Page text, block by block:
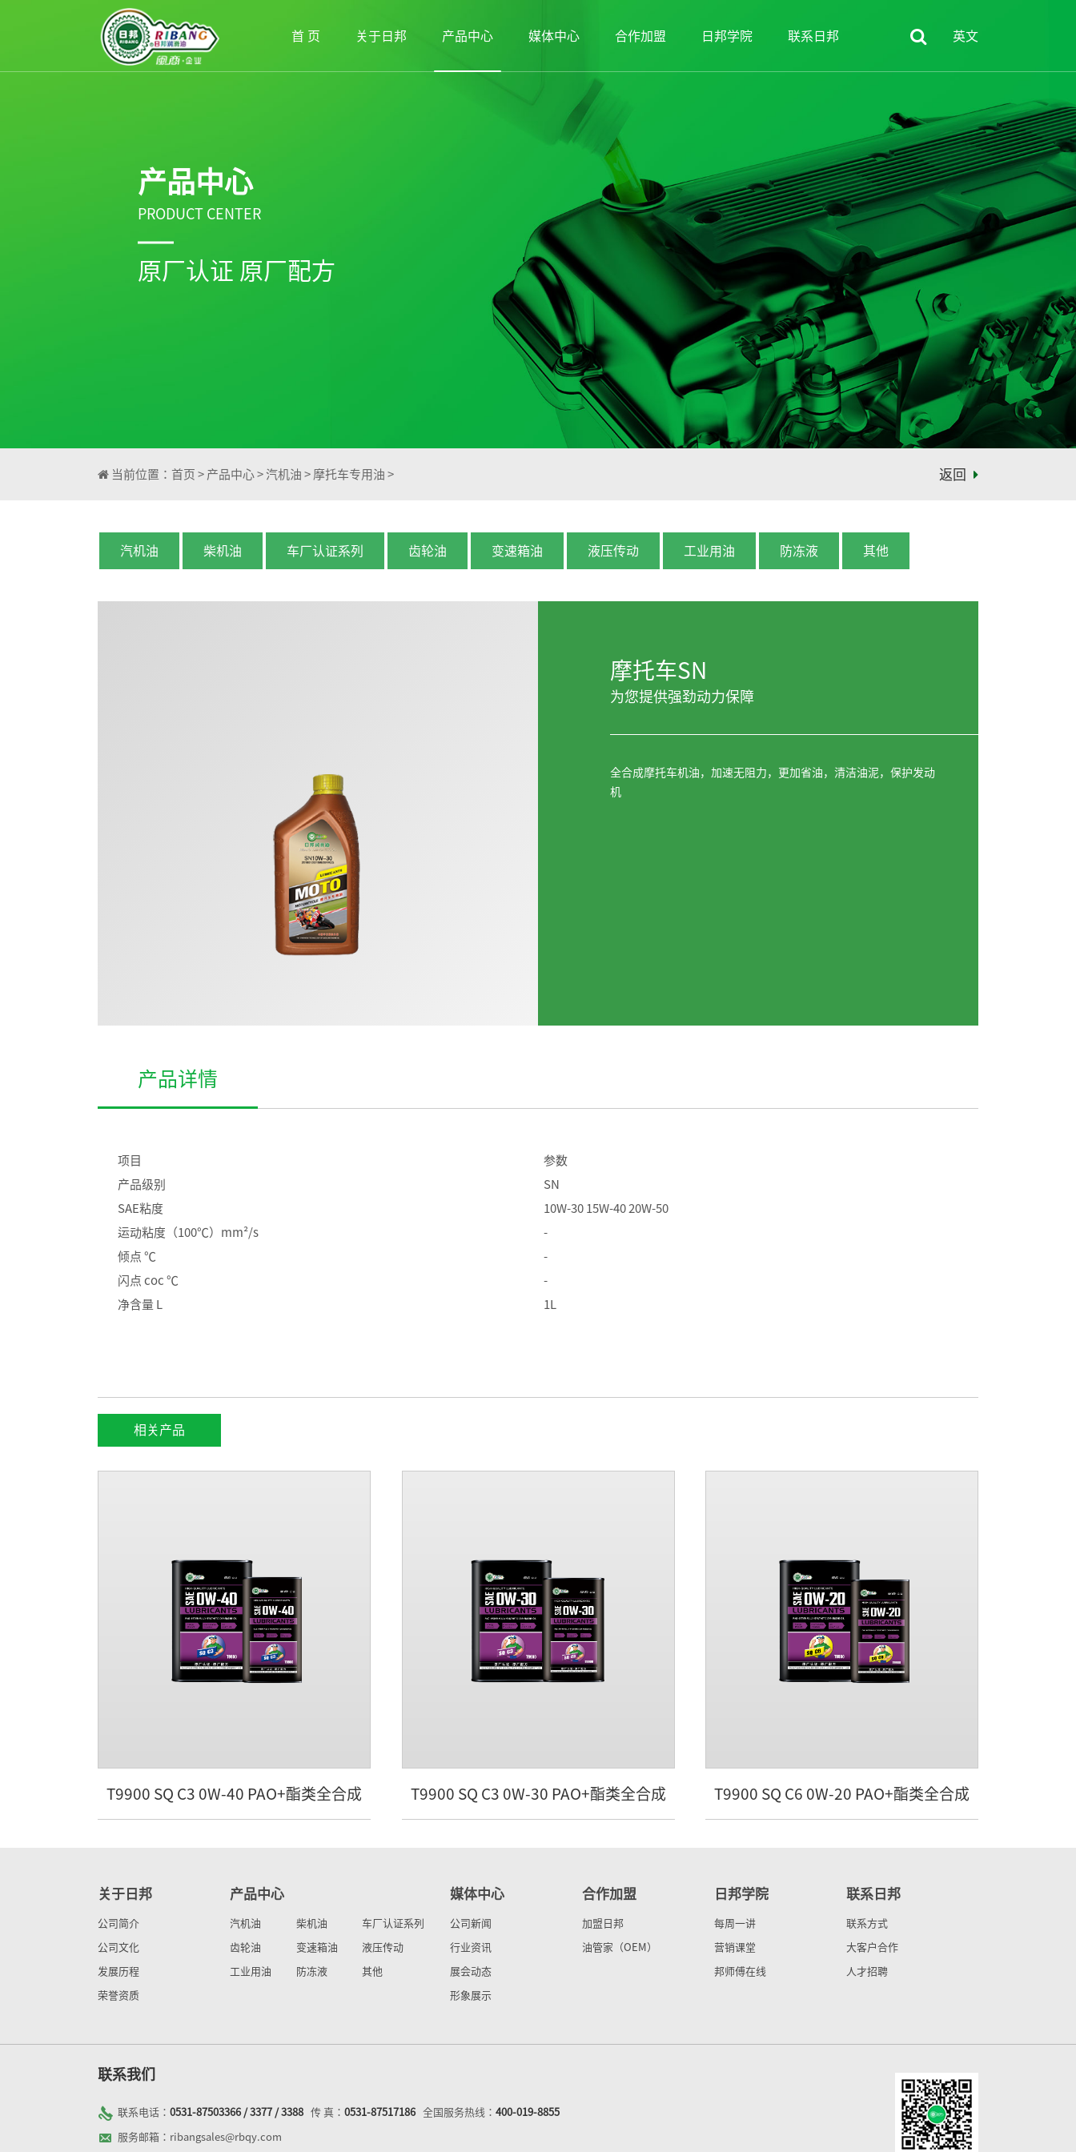
英文
首 页 关于日邦 产品中心 媒体中心 合作加盟 日邦学院 联系日邦
产品中心
PRODUCT CENTER
原厂认证 原厂配方
当前位置： 首页 > 产品中心 > 汽机油 > 摩托车专用油 > 返回
汽机油 柴机油 车厂认证系列 齿轮油 变速箱油 液压传动 工业用油 防冻液 其他
摩托车SN
为您提供强劲动力保障
全合成摩托车机油，加速无阻力，更加省油，清洁油泥，保护发动
机
产品详情
项目
参数
产品级别
SN
SAE粘度
10W-30 15W-40 20W-50
运动粘度（100℃）mm²/s
-
倾点 ℃
-
闪点 coc ℃
-
净含量 L
1L
相关产品
T9900 SQ C3 0W-40 PAO+酯类全合成 T9900 SQ C3 0W-30 PAO+酯类全合成 T9900 SQ C6 0W-20 PAO+酯类全合成
关于日邦
公司简介
公司文化
发展历程
荣誉资质
产品中心
汽机油 柴机油 车厂认证系列
齿轮油 变速箱油 液压传动
工业用油 防冻液 其他
媒体中心
公司新闻
行业资讯
展会动态
形象展示
合作加盟
加盟日邦
油管家（OEM）
日邦学院
每周一讲
营销课堂
邦师傅在线
联系日邦
联系方式
大客户合作
人才招聘
联系我们
联系电话： 0531-87503366 / 3377 / 3388 传 真： 0531-87517186 全国服务热线： 400-019-8855
服务邮箱：ribangsales@rbqy.com